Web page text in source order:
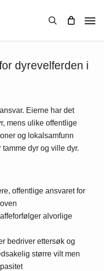
search
dyrevelferden i
Eierne har det
mens ulike offentlige
og lokalsamfunn
dyr og ville dyr.
offentlige ansvaret for
alvorlige
bedriver ettersøk og
større vilt men